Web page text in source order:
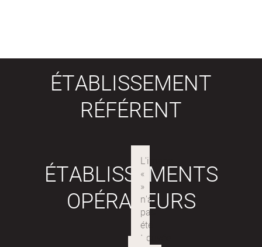
ÉTABLISSEMENT
RÉFÉRENT
ÉTABLISSEMENTS
OPÉRATEURS